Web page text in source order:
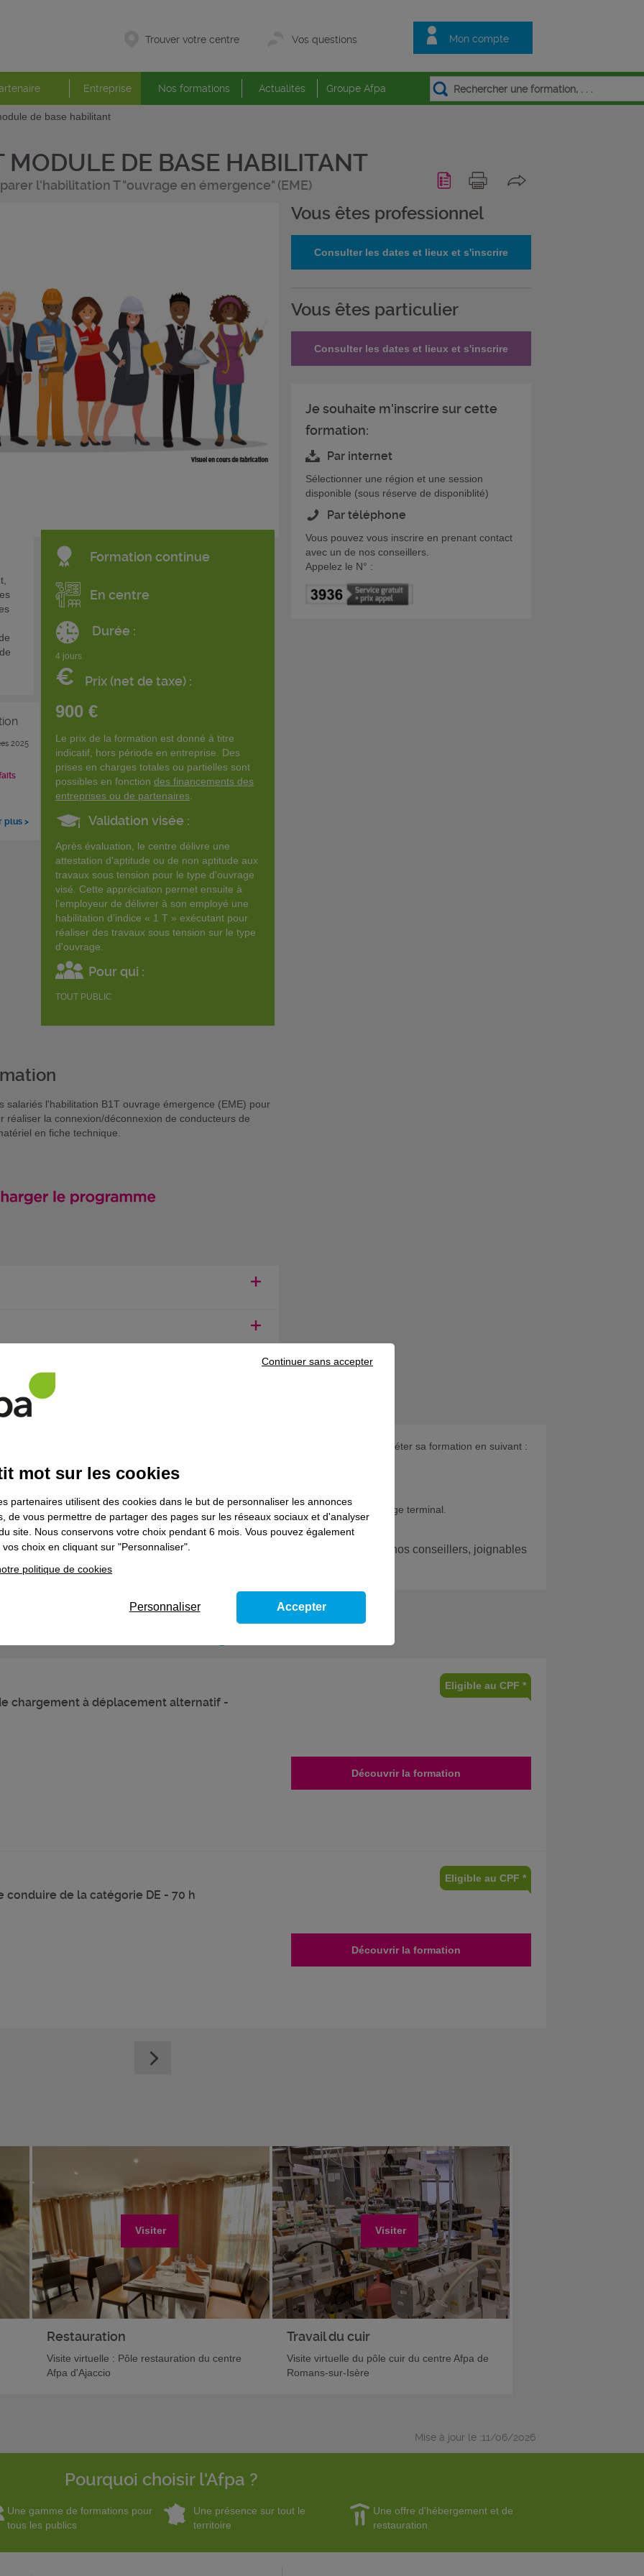
Mon compte
Trouver votre centre Vos questions
Entreprise Nos formations Actualités Groupe Afpa
de base habilitant
MODULE DE BASE HABILITANT
l'habilitation T "ouvrage en émergence" (EME)
2025
plus >
Formation continue
En centre
Durée :
4 jours
€ Prix (net de taxe) :
900 €
Le prix de la formation est donné à titre
indicatif, hors période en entreprise. Des
prises en charges totales ou partielles sont
possibles en fonction des financements des
entreprises ou de partenaires
Validation visée :
Après évaluation, le centre délivre une
attestation d'aptitude ou de non aptitude aux
travaux sous tension pour le type d'ouvrage
visé. Cette appréciation permet ensuite à
l’employeur de délivrer à son employé une
habilitation d’indice « 1 T » exécutant pour
réaliser des travaux sous tension sur le type
d'ouvrage.
Pour qui :
TOUT PUBLIC
salariés l'habilitation B1T ouvrage émergence (EME) pour
réaliser la connexion/déconnexion de conducteurs de
en fiche technique.
Vous êtes professionnel
Consulter les dates et lieux et s'inscrire
Vous êtes particulier
Consulter les dates et lieux et s'inscrire
Je souhaite m'inscrire sur cette
formation:
Par internet
Sélectionner une région et une session
disponible (sous réserve de disponiblité)
Par téléphone
Vous pouvez vous inscrire en prenant contact
avec un de nos conseillers.
Appelez le N° :
en tant que chargé de travaux d’indice "T" exécutant, votre salarié devra compléter sa formation en suivant :
les 12 mois suivant sa participation au module de base,
entre 6 mois et un an après le stage.
TST métier : ouvrage aérien, ouvrage émergence, ouvrage souterrain, ouvrage terminal.
poursuivre votre parcours de formation, prenez contact avec l’un de nos conseillers, joignables
le domaine
chargement à déplacement alternatif -
Eligible au CPF *
Découvrir la formation
conduire de la catégorie DE - 70 h
Eligible au CPF *
Découvrir la formation
Visiter
Restauration
Visite virtuelle : Pôle restauration du centre
Afpa d'Ajaccio
Visiter
Travail du cuir
Visite virtuelle du pôle cuir du centre Afpa de
Romans-sur-Isère
Mise à jour le :11/06/2026
Pourquoi choisir l'Afpa ?
Une gamme de formations pour
tous les publics
Une présence sur tout le
territoire
Une offre d'hébergement et de
restauration
mot sur les cookies
partenaires utilisent des cookies dans le but de personnaliser les annonces
de vous permettre de partager des pages sur les réseaux sociaux et d'analyser
site. Nous conservons votre choix pendant 6 mois. Vous pouvez également
choix en cliquant sur "Personnaliser".
politique de cookies
Continuer sans accepter
Personnaliser Accepter